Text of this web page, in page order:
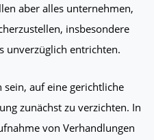
aber alles unternehmen,
insbesondere
unverzüglich entrichten.
sein, auf eine gerichtliche
zunächst zu verzichten. In
von Verhandlungen